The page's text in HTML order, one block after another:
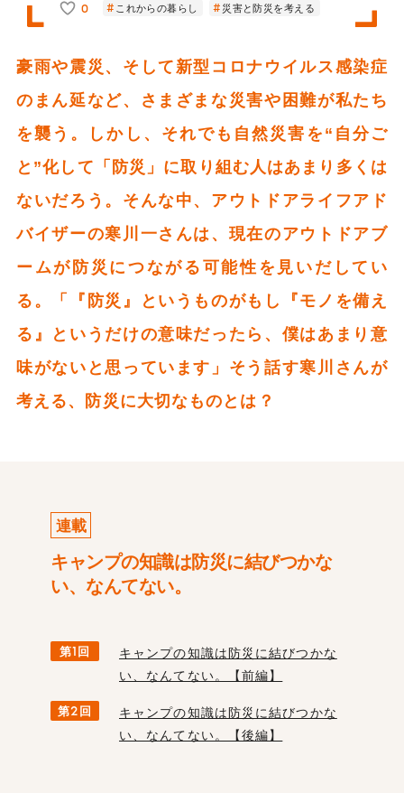
0 これからの暮らし 災害と防災を考える
豪雨や震災、そして新型コロナウイルス感染症
のまん延など、さまざまな災害や困難が私たち
を襲う。しかし、それでも自然災害を“自分ご
と”化して「防災」に取り組む人はあまり多くは
ないだろう。そんな中、アウトドアライフアド
バイザーの寒川一さんは、現在のアウトドアブ
ームが防災につながる可能性を見いだしてい
る。「『防災』というものがもし『モノを備え
る』というだけの意味だったら、僕はあまり意
味がないと思っています」そう話す寒川さんが
考える、防災に大切なものとは？
連載
キャンプの知識は防災に結びつかな
い、なんてない。
第1回
キャンプの知識は防災に結びつかな
い、なんてない。【前編】
第2回
キャンプの知識は防災に結びつかな
い、なんてない。【後編】